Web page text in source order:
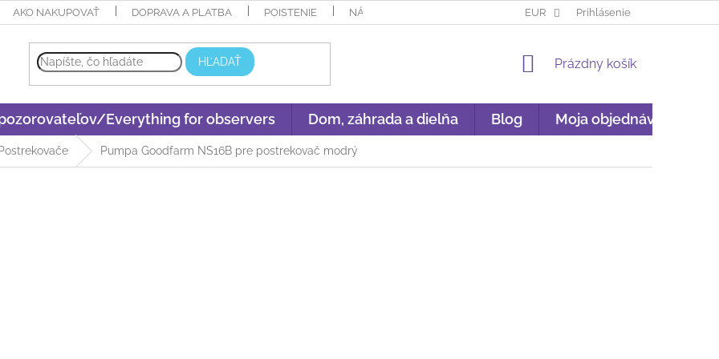
AKO NAKUPOVAŤ DOPRAVA A PLATBA POISTENIE NÁKUP NA SPLÁTKY GARANCIA ORIGINALITY
EUR Prihlásenie
HĽADAŤ
NÁKUPNÝ
Prázdny košík
Everything for observers Dom, záhrada a dielňa Blog Moja objednávka
Pumpa Goodfarm NS16B pre postrekovač modrý